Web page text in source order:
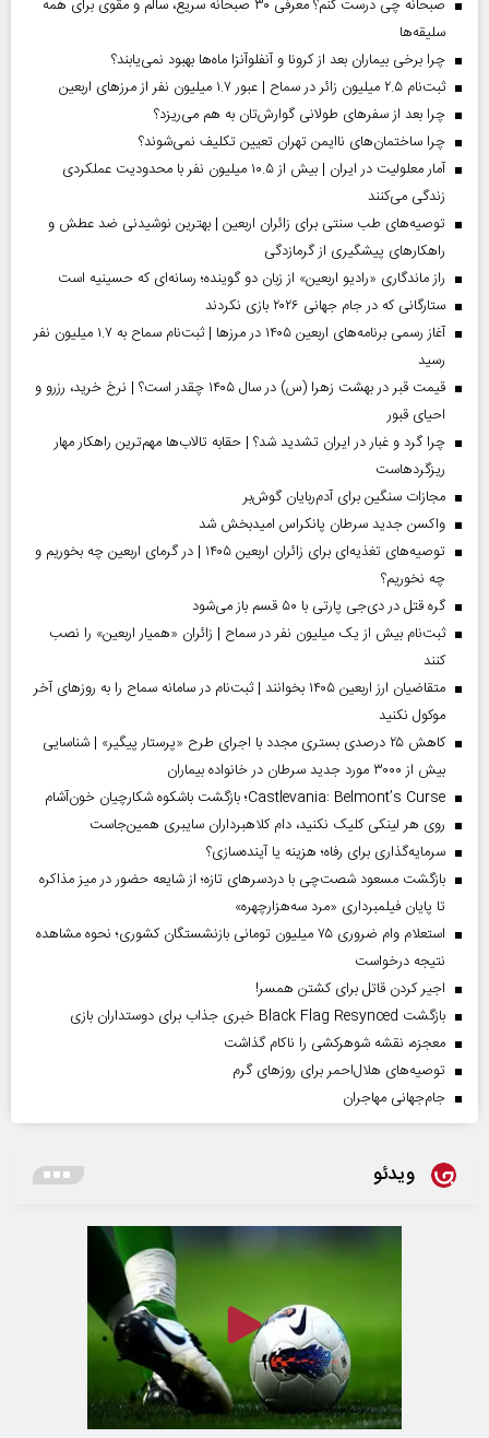
صبحانه چی درست کنم؟ معرفی ۳۰ صبحانه سریع، سالم و مقوی برای همه
سلیقه‌ها
چرا برخی بیماران بعد از کرونا و آنفلوآنزا ماه‌ها بهبود نمی‌یابند؟
ثبت‌نام ۲.۵ میلیون زائر در سماح | عبور ۱.۷ میلیون نفر از مرز‌های اربعین
چرا بعد از سفرهای طولانی گوارش‌تان به هم می‌ریزد؟
چرا ساختمان‌های ناایمن تهران تعیین تکلیف نمی‌شوند؟
آمار معلولیت در ایران | بیش از ۱۰.۵ میلیون نفر با محدودیت عملکردی
زندگی می‌کنند
توصیه‌های طب سنتی برای زائران اربعین | بهترین نوشیدنی ضد عطش و
راهکارهای پیشگیری از گرمازدگی
راز ماندگاری «رادیو اربعین» از زبان دو گوینده؛ رسانه‌ای که حسینیه است
ستارگانی که در جام جهانی ۲۰۲۶ بازی نکردند
آغاز رسمی برنامه‌های اربعین ۱۴۰۵ در مرز‌ها | ثبت‌نام سماح به ۱.۷ میلیون نفر
رسید
قیمت قبر در بهشت زهرا (س) در سال ۱۴۰۵ چقدر است؟ | نرخ خرید، رزرو و
احیای قبور
چرا گرد و غبار در ایران تشدید شد؟ | حقابه تالاب‌ها مهم‌ترین راهکار مهار
ریزگردهاست
مجازات سنگین برای آدم‌ربایان گوش‌بر
واکسن جدید سرطان پانکراس امیدبخش شد
توصیه‌های تغذیه‌ای برای زائران اربعین ۱۴۰۵ | در گرمای اربعین چه بخوریم و
چه نخوریم؟
گره قتل در دی‌جی پارتی با ۵۰ قسم باز می‌شود
ثبت‌نام بیش از یک میلیون نفر در سماح | زائران «همیار اربعین» را نصب
کنند
متقاضیان ارز اربعین ۱۴۰۵ بخوانند | ثبت‌نام در سامانه سماح را به روز‌های آخر
موکول نکنید
کاهش ۲۵ درصدی بستری مجدد با اجرای طرح «پرستار پیگیر» | شناسایی
بیش از ۳۰۰۰ مورد جدید سرطان در خانواده بیماران
Castlevania: Belmont’s Curse؛ بازگشت باشکوه شکارچیان خون‌آشام
روی هر لینکی کلیک نکنید، دام کلاهبرداران سایبری همین‌جاست
سرمایه‌گذاری برای رفاه؛ هزینه یا آینده‌سازی؟
بازگشت مسعود شصت‌چی با دردسر‌های تازه؛ از شایعه حضور در میز مذاکره
تا پایان فیلمبرداری «مرد سه‌هزارچهره»
استعلام وام ضروری ۷۵ میلیون تومانی بازنشستگان کشوری؛ نحوه مشاهده
نتیجه درخواست
اجیر کردن قاتل برای کشتن همسر!
بازگشت Black Flag Resynced خبری جذاب برای دوستداران بازی
معجزه، نقشه شوهرکشی را ناکام گذاشت
توصیه‌های هلال‌احمر برای روز‌های گرم
جام‌جهانی مهاجران
ویدئو